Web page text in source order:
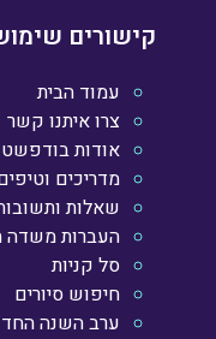
קישורים
עמוד הבית
צרו איתנו קשר
אודות
מדריכים
שאלות
העברות משדה
סל קניות
חיפוש סיורים
ערב השנה החדשה